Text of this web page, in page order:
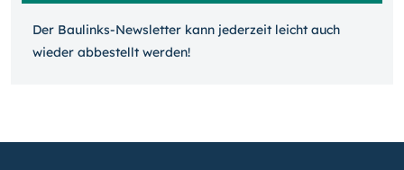
Der Baulinks-Newsletter kann jeder­zeit leicht auch
wieder ab­bestellt werden!